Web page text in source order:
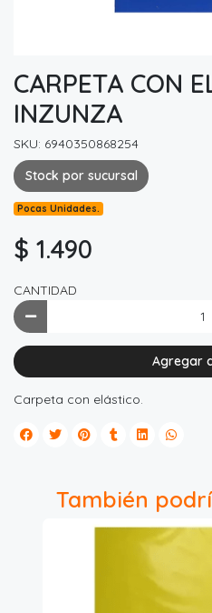
CARPETA CON
INZUNZA
SKU: 6940350868254
Stock por sucursal
Pocas Unidades.
$ 1.490
CANTIDAD
Agregar
Carpeta con elástico.
También